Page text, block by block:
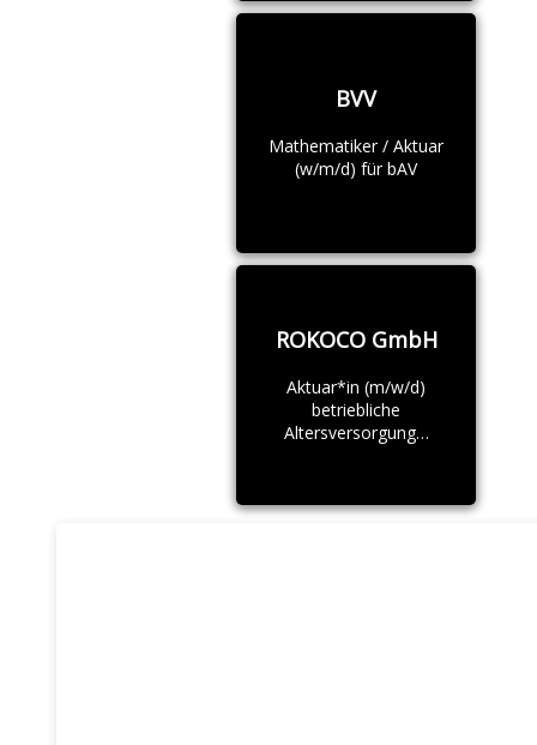
BVV
Mathematiker / Aktuar
(w/m/d) für bAV
ROKOCO GmbH
Aktuar*in (m/w/d)
betriebliche
Altersversorgung…